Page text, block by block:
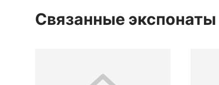
Связанные экспонаты